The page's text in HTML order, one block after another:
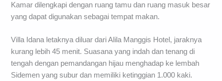
Kamar dilengkapi dengan ruang tamu dan ruang masuk besar
yang dapat digunakan sebagai tempat makan.
Villa Idana letaknya diluar dari Alila Manggis Hotel, jaraknya
kurang lebih 45 menit. Suasana yang indah dan tenang di
tengah dengan pemandangan hijau menghadap ke lembah
Sidemen yang subur dan memiliki ketinggian 1.000 kaki.